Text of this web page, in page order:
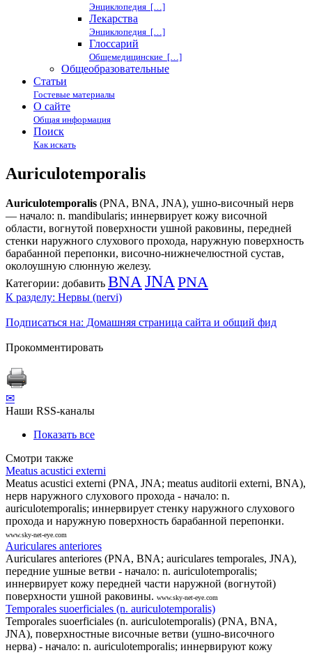
Энциклопедия […]
Лекарства
Энциклопедия […]
Глоссарий
Общемедицинские […]
Общеобразовательные
Статьи
Гостевые материалы
О сайте
Общая информация
Поиск
Как искать
Auriculotemporalis
Auriculotemporalis (PNA, BNA, JNA), ушно-височный нерв
— начало: n. mandibularis; иннервирует кожу височной
области, вогнутой поверхности ушной раковины, передней
стенки наружного слухового прохода, наружную поверхность
барабанной перепонки, височно-нижнечелюстной сустав,
околоушную слюнную железу.
Категории: добавить BNA JNA PNA
К разделу: Нервы (nervi)
Подписаться на: Домашняя страница сайта и общий фид
Прокомментировать
✉
Наши RSS-каналы
Показать все
Смотри также
Meatus acustici externi
Meatus acustici externi (PNA, JNA; meatus auditorii externi, BNA),
нерв наружного слухового прохода - начало: n.
auriculotemporalis; иннервирует стенку наружного слухового
прохода и наружную поверхность барабанной перепонки.
www.sky-net-eye.com
Auriculares anteriores
Auriculares anteriores (PNA, BNA; auriculares temporales, JNA),
передние ушные ветви - начало: n. auriculotemporalis;
иннервирует кожу передней части наружной (вогнутой)
поверхности ушной раковины. www.sky-net-eye.com
Temporales suoerficiales (n. auriculotemporalis)
Temporales suoerficiales (n. auriculotemporalis) (PNA, BNA,
JNA), поверхностные височные ветви (ушно-височного
нерва) - начало: n. auriculotemporalis; иннервируют кожу